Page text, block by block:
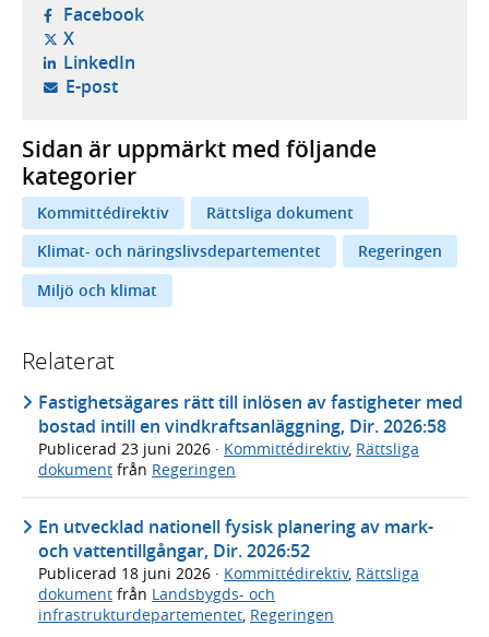
Facebook- öppnas i ny flik, extern webbplats,
X- öppnas i ny flik, extern webbplats,
LinkedIn- öppnas i ny flik, extern webbplats,
E-post- öppnar din e-postklient,
Sidan är uppmärkt med följande
kategorier
Kommittédirektiv
Rättsliga dokument
Klimat- och näringslivsdepartementet
Regeringen
Miljö och klimat
Relaterat
Fastighetsägares rätt till inlösen av fastigheter med
bostad intill en vindkraftsanläggning, Dir. 2026:58
Publicerad 23 juni 2026 · Kommittédirektiv, Rättsliga
dokument från Regeringen
En utvecklad nationell fysisk planering av mark-
och vattentillgångar, Dir. 2026:52
Publicerad 18 juni 2026 · Kommittédirektiv, Rättsliga
dokument från Landsbygds- och
infrastrukturdepartementet, Regeringen